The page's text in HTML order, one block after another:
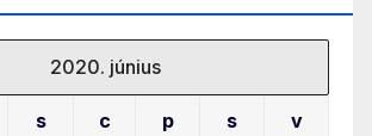
2020. június
s c p s v